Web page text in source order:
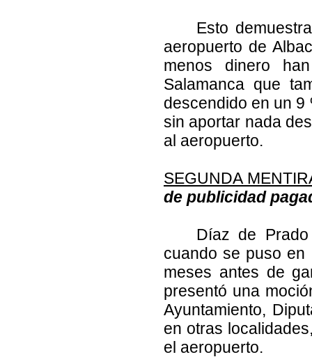
Esto
aeropuerto de
menos dinero
Salamanca que
descendido en un 9
sin aportar nada
al aeropuerto.
SEGUNDA
de publicidad
Díaz de
cuando se puso
meses antes de
presentó una
Ayuntamiento,
en otras
el aeropuerto.